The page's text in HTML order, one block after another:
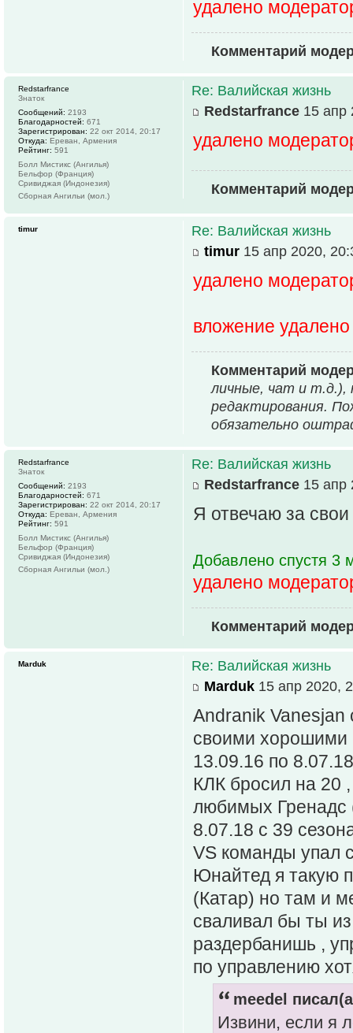
удалено
Комментарий
Re: Валийская жизнь
Redstarfrance 15 апр
удалено
Комментарий
Redstarfrance
Знаток
Сообщений: 2193
Благодарностей: 671
Зарегистрирован: 22 окт 2014, 20:17
Откуда: Ереван, Армения
Рейтинг: 591
Болл Мистикс (Ангилья)
Бельфор (Франция)
Сривиджая (Индонезия)
Сборная Ангильи (мол.)
Re: Валийская жизнь
timur 15 апр 2020,
удалено
вложение
Комментарий
личные, чат и т.д.),
редактирования.
обязательно
timur
Re: Валийская жизнь
Redstarfrance 15 апр
Я отвечаю за
Добавлено спустя 3
удалено
Комментарий
Redstarfrance
Знаток
Сообщений: 2193
Благодарностей: 671
Зарегистрирован: 22 окт 2014, 20:17
Откуда: Ереван, Армения
Рейтинг: 591
Болл Мистикс (Ангилья)
Бельфор (Франция)
Сривиджая (Индонезия)
Сборная Ангильи (мол.)
Re: Валийская жизнь
Marduk 15 апр 2020,
Andranik Vanesjan
своими хорошими
13.09.16 по
КЛК бросил на 20
любимых Гренадс
8.07.18 с 39
VS команды упал
Юнайтед я такую
(Катар) но там и
сваливал бы ты
раздербанишь ,
по управлению
meedel
Извини, если я
Marduk